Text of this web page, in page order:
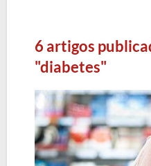
6 artigos
"diabetes"